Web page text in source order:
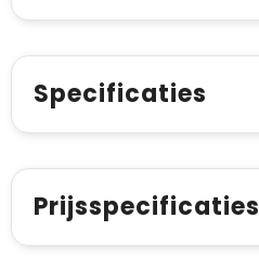
Specificaties
Prijsspecificaties